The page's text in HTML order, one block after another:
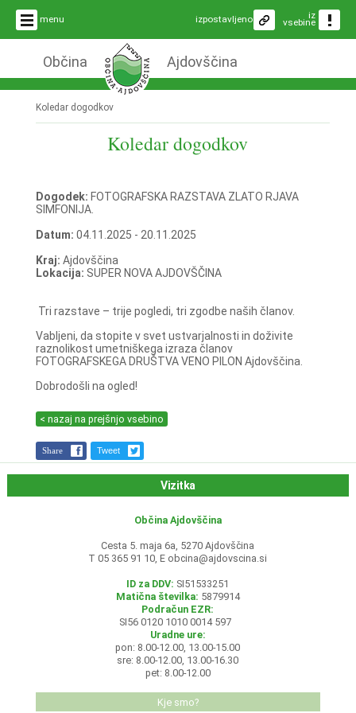
menu iz
vsebine
izpostavljeno
Občina Ajdovščina
Koledar dogodkov
Koledar dogodkov
Dogodek: FOTOGRAFSKA RAZSTAVA ZLATO RJAVA
SIMFONIJA.
Datum: 04.11.2025 - 20.11.2025
Kraj: Ajdovščina
Lokacija: SUPER NOVA AJDOVŠČINA
Tri razstave – trije pogledi, tri zgodbe naših članov.
Vabljeni, da stopite v svet ustvarjalnosti in doživite
raznolikost umetniškega izraza članov
FOTOGRAFSKEGA DRUŠTVA VENO PILON Ajdovščina.
Dobrodošli na ogled!
< nazaj na prejšnjo vsebino
Share Tweet
Vizitka
Občina Ajdovščina
Cesta 5. maja 6a, 5270 Ajdovščina
T 05 365 91 10, E obcina@ajdovscina.si
ID za DDV: SI51533251
Matična številka: 5879914
Podračun EZR:
SI56 0120 1010 0014 597
Uradne ure:
pon: 8.00-12.00, 13.00-15.00
sre: 8.00-12.00, 13.00-16.30
pet: 8.00-12.00
Kje smo?